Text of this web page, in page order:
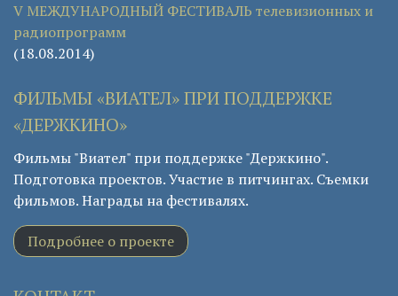
V МЕЖДУНАРОДНЫЙ ФЕСТИВАЛЬ телевизионных и
радиопрограмм
(18.08.2014)
ФИЛЬМЫ «ВИАТЕЛ» ПРИ ПОДДЕРЖКЕ
«ДЕРЖКИНО»
Фильмы "Виател" при поддержке "Держкино".
Подготовка проектов. Участие в питчингах. Съемки
фильмов. Награды на фестивалях.
Подробнее о проекте